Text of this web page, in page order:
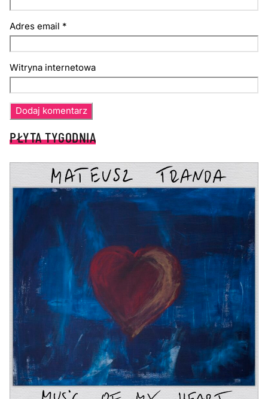
Adres email *
Witryna internetowa
PŁYTA TYGODNIA